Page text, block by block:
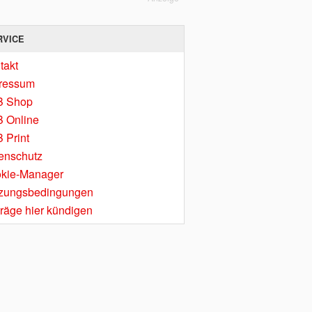
Shop
Online
Print
Manager
hier kündigen